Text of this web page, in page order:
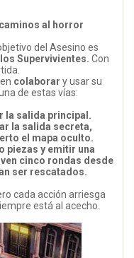
al horror
del Asesino es
Supervivientes. Con
colaborar y usar su
de estas vías:
la salida principal.
la salida secreta,
el mapa oculto.
piezas y emitir una
cinco rondas desde
ser rescatados.
cada acción arriesga
está al acecho.